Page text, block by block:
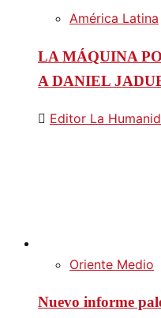
América Latina
LA MÁQUINA
A DANIEL
Editor La
Oriente Medio
Nuevo informe